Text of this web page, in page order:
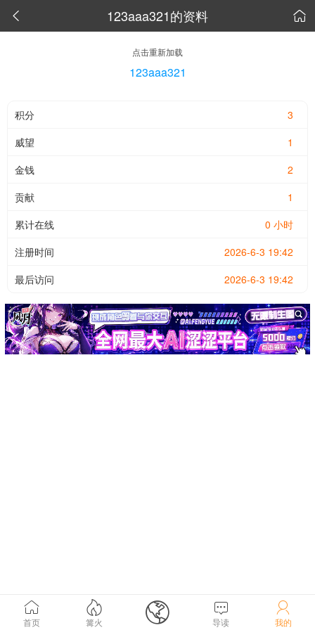
 123aaa321的资料 
点击重新加载
123aaa321
3
积分
1
威望
2
金钱
1
贡献
0 小时
累计在线
2026-6-3 19:42
注册时间
2026-6-3 19:42
最后访问

首页

篝火  
导读

我的